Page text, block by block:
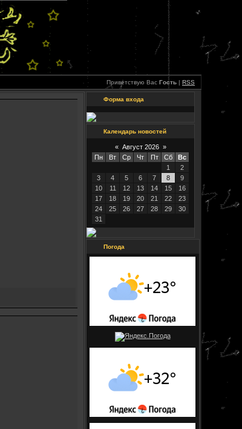
Приветствую Вас Гость | RSS
Форма входа
Календарь новостей
« Август 2026 »
Пн
Вт Ср Чт Пт Сб
Вс
1
2
3
4 5 6 7 8
9
10
11 12 13 14 15
16
17
18 19 20 21 22
23
24
25 26 27 28 29
30
31
Погода